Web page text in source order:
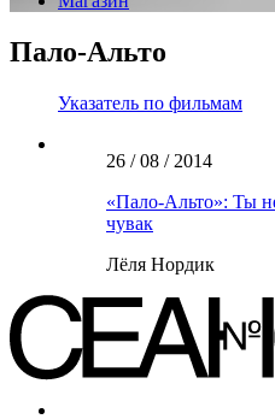
Пало-Альто
Указатель по фильмам
26 / 08 / 2014
«Пало-Альто»: Ты
чувак
Лёля Нордик